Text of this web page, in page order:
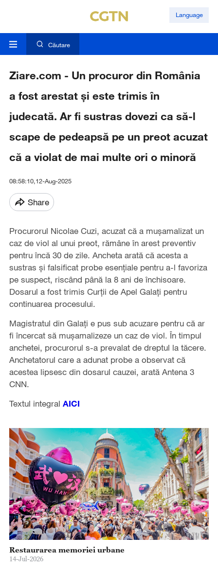
Language
Căutare
Ziare.com - Un procuror din România
a fost arestat și este trimis în
judecată. Ar fi sustras dovezi ca să-l
scape de pedeapsă pe un preot acuzat
că a violat de mai multe ori o minoră
08:58:10,12-Aug-2025
Share
Procurorul Nicolae Cuzi, acuzat că a mușamalizat un
caz de viol al unui preot, rămâne în arest preventiv
pentru încă 30 de zile. Ancheta arată că acesta a
sustras și falsificat probe esențiale pentru a-l favoriza
pe suspect, riscând până la 8 ani de închisoare.
Dosarul a fost trimis Curții de Apel Galați pentru
continuarea procesului.
Magistratul din Galați e pus sub acuzare pentru că ar
fi încercat să mușamalizeze un caz de viol. În timpul
anchetei, procurorul s-a prevalat de dreptul la tăcere.
Anchetatorul care a adunat probe a observat că
acestea lipsesc din dosarul cauzei, arată Antena 3
CNN.
Textul integral AICI
Restaurarea memoriei urbane
14-Jul-2026